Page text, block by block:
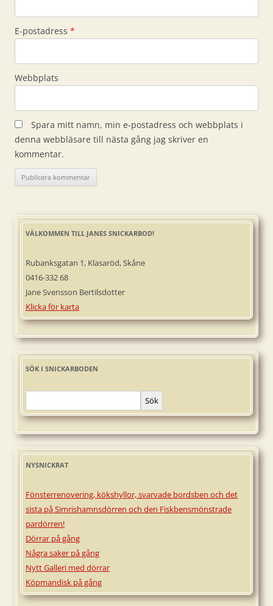
E-postadress *
Webbplats
Spara mitt namn, min e-postadress och webbplats i
denna webbläsare till nästa gång jag skriver en
kommentar.
VÄLKOMMEN TILL JANES SNICKARBOD!
Rubanksgatan 1, Klasaröd, Skåne
0416-332 68
Jane Svensson Bertilsdotter
Klicka för karta
SÖK I SNICKARBODEN
Sök
NYSNICKRAT
Fönsterrenovering, kökshyllor, svarvade bordsben och det
sista på Simrishamnsdörren och den Fiskbensmönstrade
pardörren!
Dörrar på gång
Några saker på gång
Nytt Galleri med dörrar
Köpmandisk på gång